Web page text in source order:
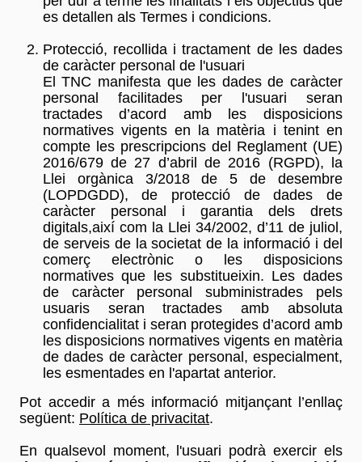
es detallen als Termes i condicions.
Protecció, recollida i tractament de les dades
de caràcter personal de l'usuari
El TNC manifesta que les dades de caràcter
personal facilitades per l'usuari seran
tractades d’acord amb les disposicions
normatives vigents en la matèria i tenint en
compte les prescripcions del Reglament (UE)
2016/679 de 27 d’abril de 2016 (RGPD), la
Llei orgànica 3/2018 de 5 de desembre
(LOPDGDD), de protecció de dades de
caràcter personal i garantia dels drets
digitals,així com la Llei 34/2002, d’11 de juliol,
de serveis de la societat de la informació i del
comerç electrònic o les disposicions
normatives que les substitueixin. Les dades
de caràcter personal subministrades pels
usuaris seran tractades amb absoluta
confidencialitat i seran protegides d’acord amb
les disposicions normatives vigents en matèria
de dades de caràcter personal, especialment,
les esmentades en l'apartat anterior.
Pot accedir a més informació mitjançant l’enllaç
següent: Política de privacitat.
En qualsevol moment, l'usuari podrà exercir els